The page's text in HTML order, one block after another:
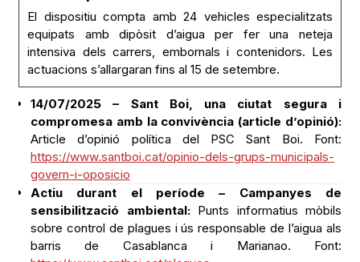
intensiva dels carrers, embornals i contenidors. Les
actuacions s’allargaran fins al 15 de setembre.
14/07/2025 – Sant Boi, una ciutat segura i
compromesa amb la convivència (article d’opinió):
Article d’opinió política del PSC Sant Boi. Font:
https://www.santboi.cat/opinio-dels-grups-municipals-
govern-i-oposicio
Actiu durant el període – Campanyes de
sensibilització ambiental:Punts informatius mòbils
sobre control de plagues i ús responsable de l’aigua als
barris de Casablanca i Marianao. Font:
https://www.santboi.cat/plagues
Actiu durant el període – Patis oberts:
Espais
escolars oberts i supervisats per a oci infantil i familiar